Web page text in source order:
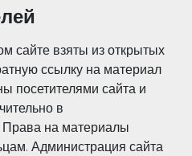
сайте взяты из открытых
ссылку на материал
посетителями сайта и
в
Права на материалы
Администрация сайта